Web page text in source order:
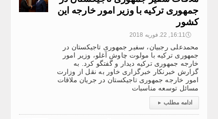
جمهوری ترکیه با وزیر امور خارجه این
کشور
🕔16:11, 22.فوریه 2018
محمدعلی رجبیان، سفیر جمهوری تاجیکستان در
جمهوری ترکیه با مولوت چاوش آغلو، وزیر امور
خارجه جمهوری ترکیه دیدار و گفتگو کرد. به
گزارش خبرنکار خبرگزاری خاور به نقل از وزارت
امور خارجه جمهوری تاجیکستان در جریان ملاقات
مسائل توسعه مناسبات
ادامه مطلب ▸